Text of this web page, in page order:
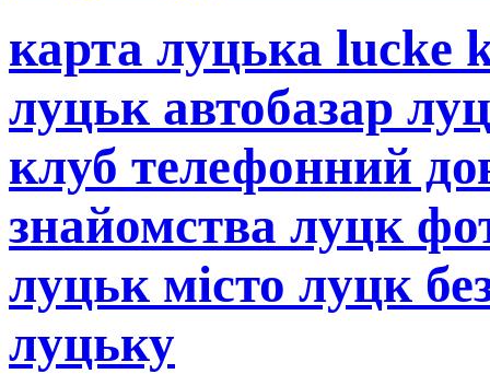
карта луцька lucke
луцьк автобазар
клуб телефонний
знайомства луцк
луцьк місто луцк
луцьку